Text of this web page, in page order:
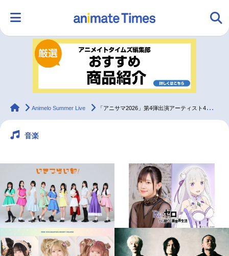
ランキング アニメ
ラジオ みんなの声
2.5次元 配信・Vtuber トレンド 無料マンガ
最新記事一覧
アニメ記事一覧 声優記事一覧
アニメ映画一覧 実写化映画一覧
animateTimes
Animelo Summer Live 「アニサマ2026」第4弾出演アーティスト4組発表
音楽